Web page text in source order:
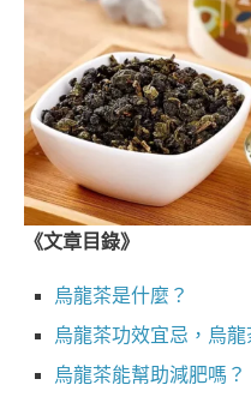
《文章目錄》
烏龍茶是什麼？
烏龍茶功效宜忌，烏
烏龍茶能幫助減肥嗎